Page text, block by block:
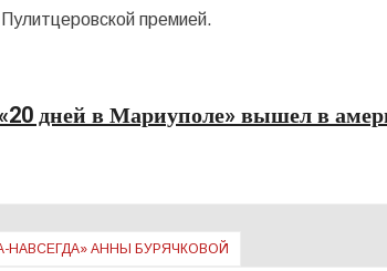
премией.
дней в Мариуполе» вышел в
НАВСЕГДА» АННЫ БУРЯЧКОВОЙ